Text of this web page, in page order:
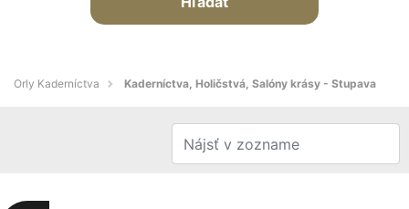
Orly Kaderníctva Kaderníctva, Holičstvá, Salóny krásy - Stupava